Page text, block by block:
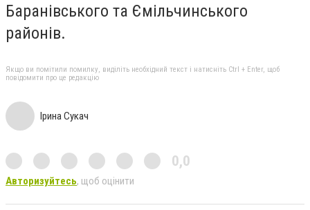
Баранівського та Ємільчинського
районів.
Якщо ви помітили помилку, виділіть необхідний текст і натисніть Ctrl + Enter, щоб
повідомити про це редакцію
Ірина Сукач
0,0
Авторизуйтесь, щоб оцінити